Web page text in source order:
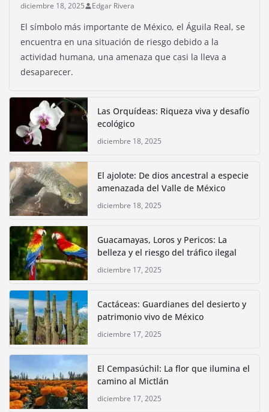
diciembre 18, 2025 Edgar Rivera
El símbolo más importante de México, el Águila Real, se
encuentra en una situación de riesgo debido a la
actividad humana, una amenaza que casi la lleva a
desaparecer.
Las Orquídeas: Riqueza viva y desafío
ecológico
diciembre 18, 2025
El ajolote: De dios ancestral a especie
amenazada del Valle de México
diciembre 18, 2025
Guacamayas, Loros y Pericos: La
belleza y el riesgo del tráfico ilegal
diciembre 17, 2025
Cactáceas: Guardianes del desierto y
patrimonio vivo de México
diciembre 17, 2025
El Cempasúchil: La flor que ilumina el
camino al Mictlán
diciembre 17, 2025